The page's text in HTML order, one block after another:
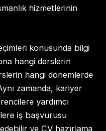
hizmetlerinin
konusunda bilgi
hangi derslerin
hangi dönemlerde
zamanda, kariyer
yardımcı
iş başvurusu
ve CV hazırlama